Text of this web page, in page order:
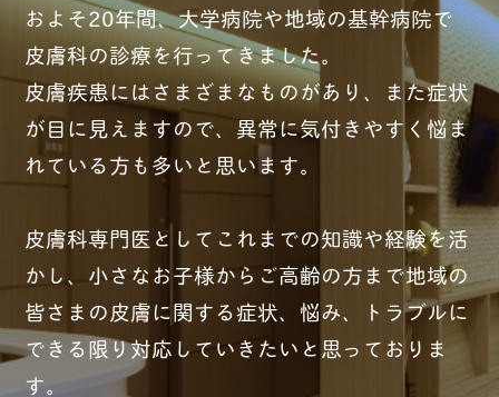
およそ20年間、大学病院や地域の基幹病院で
皮膚科の診療を行ってきました。
皮膚疾患にはさまざまなものがあり、また症状
が目に見えますので、異常に気付きやすく悩ま
れている方も多いと思います。
皮膚科専門医としてこれまでの知識や経験を活
かし、小さなお子様からご高齢の方まで地域の
皆さまの皮膚に関する症状、悩み、トラブルに
できる限り対応していきたいと思っておりま
す。